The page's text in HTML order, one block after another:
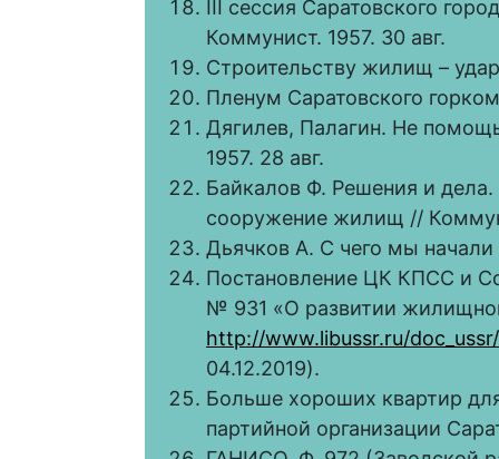
III сессия Саратовского
Коммунист. 1957. 30 авг.
Строительству жилищ –
Пленум Саратовского
Дягилев, Палагин. Не
1957. 28 авг.
Байкалов Ф. Решения и
сооружение жилищ //
Дьячков А. С чего мы
Постановление ЦК КПСС и
№ 931 «О развитии
http://www.libussr.ru/
04.12.2019).
Больше хороших квартир
партийной организации